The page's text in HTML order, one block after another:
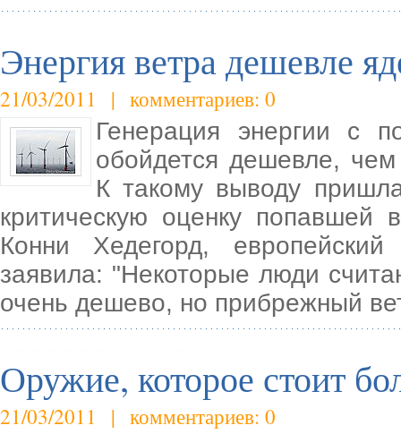
Энергия ветра дешевле
21/03/2011 | комментариев: 0
Генерация энергии с
обойдется дешевле,
К такому выводу
критическую оценку попавшей
Конни Хедегорд,
заявила: "Некоторые люди
очень дешево, но прибрежный
Оружие, которое стоит
21/03/2011 | комментариев: 0